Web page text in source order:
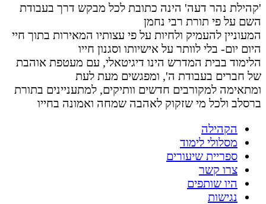
'קהילת נהר דעה' הינה כתובת לכל מבקש דרך בעבודת
השם על פי תורת רבי נחמן
המעוניין להעמיק ולחיות על פי עצותיו המאירות בתוך חיי
היום יום- בלי לוותר על אישיותו וסגנון חייו
הלימוד בבית המדרש הינו דיגיטאלי, עם מעטפת אוהבת
של חברים בעבודת ה', ומפגשים מעת לעת
ומתאימה למקורבים חדשים וותיקים, למתעניינים בתורת
ברסלב ולכל מי שזקוק לאהבה שמחה ואמונה בחייו
הקהילה
מסלולי לימוד
ספריית שיעורים
צרו קשר
היו שותפים
נגישות